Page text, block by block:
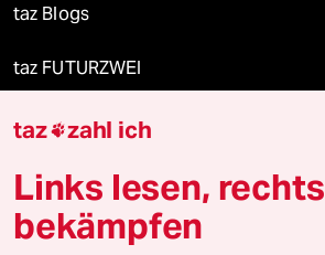
taz Blogs
taz FUTURZWEI
Le Monde diplomatique
taz Archiv
taz zahl ich
Links lesen, rechts
bekämpfen